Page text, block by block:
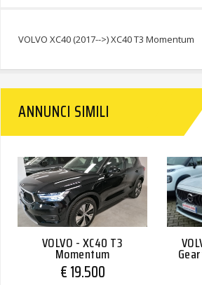
VOLVO XC40 (2017-->) XC40 T3 Momentum
ANNUNCI SIMILI
VOLVO - XC40 T3
Momentum
€ 19.500